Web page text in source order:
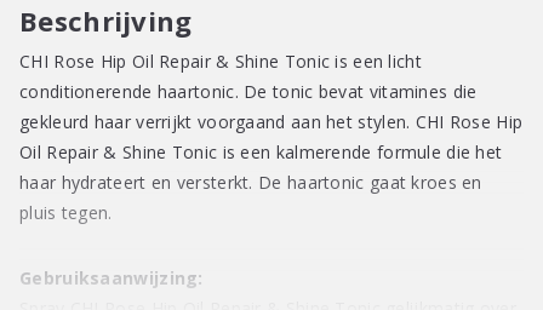
118ml
aantal
Beschrijving
CHI Rose Hip Oil Repair & Shine Tonic is een licht
conditionerende haartonic. De tonic bevat vitamines die
gekleurd haar verrijkt voorgaand aan het stylen. CHI Rose Hip
Oil Repair & Shine Tonic is een kalmerende formule die het
haar hydrateert en versterkt. De haartonic gaat kroes en
pluis tegen.
Gebruiksaanwijzing: